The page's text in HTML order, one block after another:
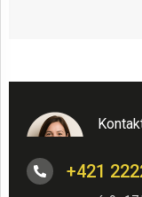
+421